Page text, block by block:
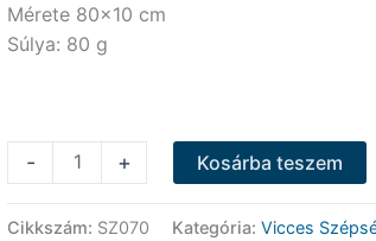
Mérete 80×10 cm
Súlya: 80 g
-
Szépségszalag
+ Kosárba teszem
Cikkszám: SZ070 Kategória: Vicces